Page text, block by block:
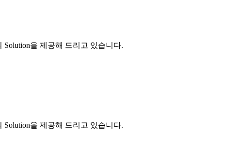
을 제공해 드리고 있습니다.
을 제공해 드리고 있습니다.